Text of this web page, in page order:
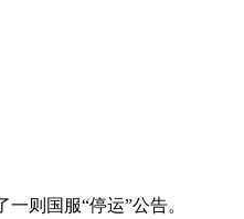
则国服“停运”公告。